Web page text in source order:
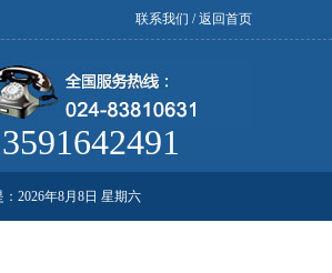
联系我们 /返回首页
2026年8月8日 星期六